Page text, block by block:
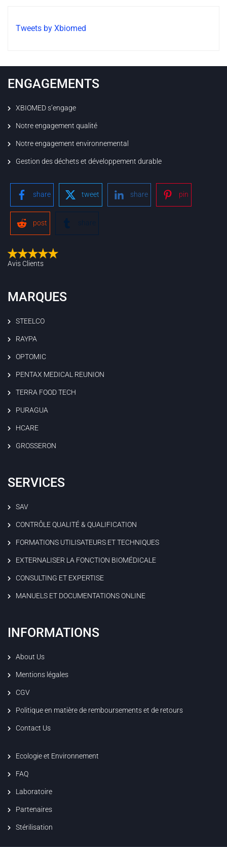
Tweets by Xbiomed
ENGAGEMENTS
XBIOMED s’engage
Notre engagement qualité
Notre engagement environnemental
Gestion des déchets et développement durable
share tweet share pin
post share
Avis Clients
MARQUES
STEELCO
RAYPA
OPTOMIC
PENTAX MEDICAL REUNION
TERRA FOOD TECH
PURAGUA
HCARE
GROSSERON
SERVICES
SAV
CONTRÔLE QUALITÉ & QUALIFICATION
FORMATIONS UTILISATEURS ET TECHNIQUES
EXTERNALISER LA FONCTION BIOMÉDICALE
CONSULTING ET EXPERTISE
MANUELS ET DOCUMENTATIONS ONLINE
INFORMATIONS
About Us
Mentions légales
CGV
Politique en matière de remboursements et de retours
Contact Us
Ecologie et Environnement
FAQ
Laboratoire
Partenaires
Stérilisation